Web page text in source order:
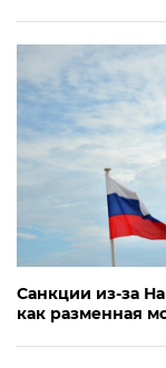
Санкции из-за
как разменная